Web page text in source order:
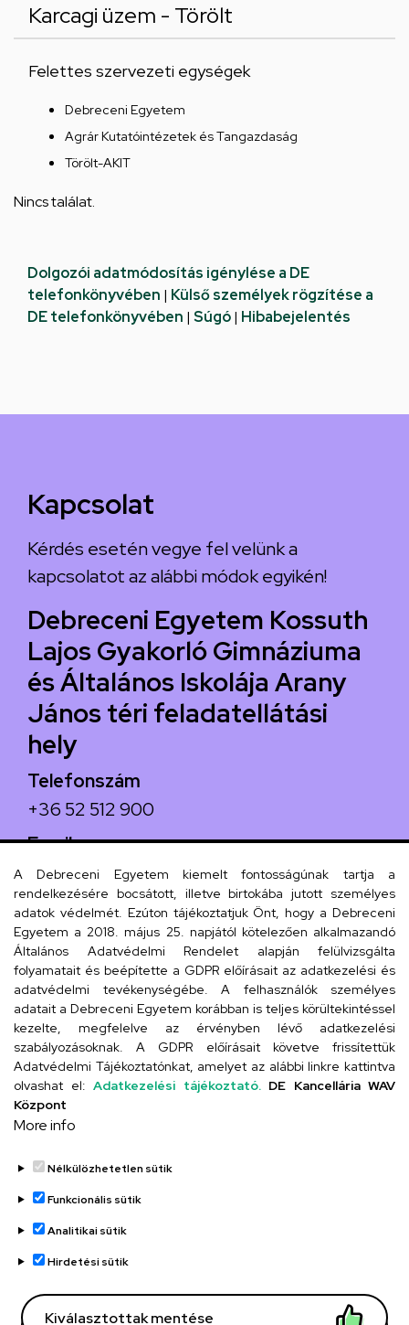
Karcagi üzem - Törölt
Felettes szervezeti egységek
Debreceni Egyetem
Agrár Kutatóintézetek és Tangazdaság
Törölt-AKIT
Nincs találat.
Dolgozói adatmódosítás igénylése a DE
telefonkönyvében | Külső személyek rögzítése a
DE telefonkönyvében | Súgó| Hibabejelentés
Kapcsolat
Kérdés esetén vegye fel velünk a
kapcsolatot az alábbi módok egyikén!
Debreceni Egyetem Kossuth
Lajos Gyakorló Gimnáziuma
és Általános Iskolája Arany
János téri feladatellátási
hely
Telefonszám
+36 52 512 900
Email
arany.titkarsag@arany-alt.unideb.hu
Cím
4026 Debrecen, Arany János tér 1.
Szervezeti telefonkönyv
UD telefonkönyv
Adatvédelem
Adatvédelem
Régi oldal
A Debreceni Egyetem kiemelt fontosságúnak tartja a
rendelkezésére bocsátott, illetve birtokába jutott személyes
adatok védelmét. Ezúton tájékoztatjuk Önt, hogy a Debreceni
Egyetem a 2018. május 25. napjától kötelezően alkalmazandó
Általános Adatvédelmi Rendelet alapján felülvizsgálta
folyamatait és beépítette a GDPR előírásait az adatkezelési és
adatvédelmi tevékenységébe. A felhasználók személyes
adatait a Debreceni Egyetem korábban is teljes körültekintéssel
kezelte, megfelelve az érvényben lévő adatkezelési
szabályozásoknak. A GDPR előírásait követve frissítettük
Adatvédelmi Tájékoztatónkat, amelyet az alábbi linkre kattintva
olvashat el: Adatkezelési tájékoztató. DE Kancellária WAV
Központ
More info
Nélkülözhetetlen sütik
Funkcionális sütik
Analitikai sütik
Hirdetési sütik
Kiválasztottak mentése